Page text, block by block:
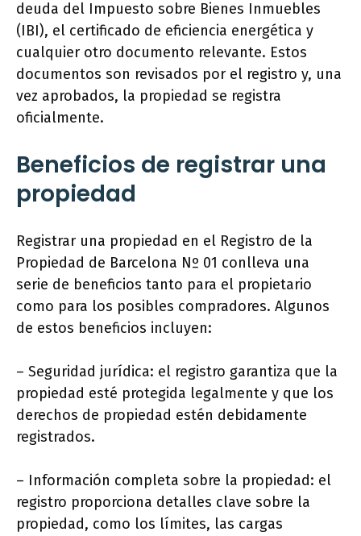
deuda del Impuesto sobre Bienes Inmuebles
(IBI), el certificado de eficiencia energética y
cualquier otro documento relevante. Estos
documentos son revisados por el registro y, una
vez aprobados, la propiedad se registra
oficialmente.
Beneficios de registrar una
propiedad
Registrar una propiedad en el Registro de la
Propiedad de Barcelona Nº 01 conlleva una
serie de beneficios tanto para el propietario
como para los posibles compradores. Algunos
de estos beneficios incluyen:
– Seguridad jurídica: el registro garantiza que la
propiedad esté protegida legalmente y que los
derechos de propiedad estén debidamente
registrados.
– Información completa sobre la propiedad: el
registro proporciona detalles clave sobre la
propiedad, como los límites, las cargas